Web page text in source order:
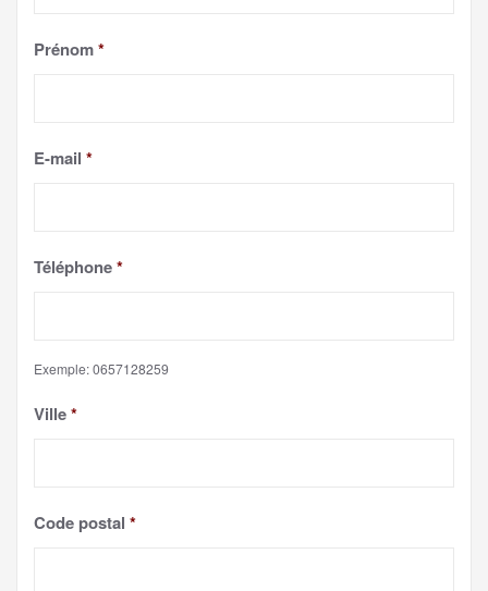
Prénom*
E-mail *
Téléphone*
Exemple: 0657128259
Ville*
Code postal *